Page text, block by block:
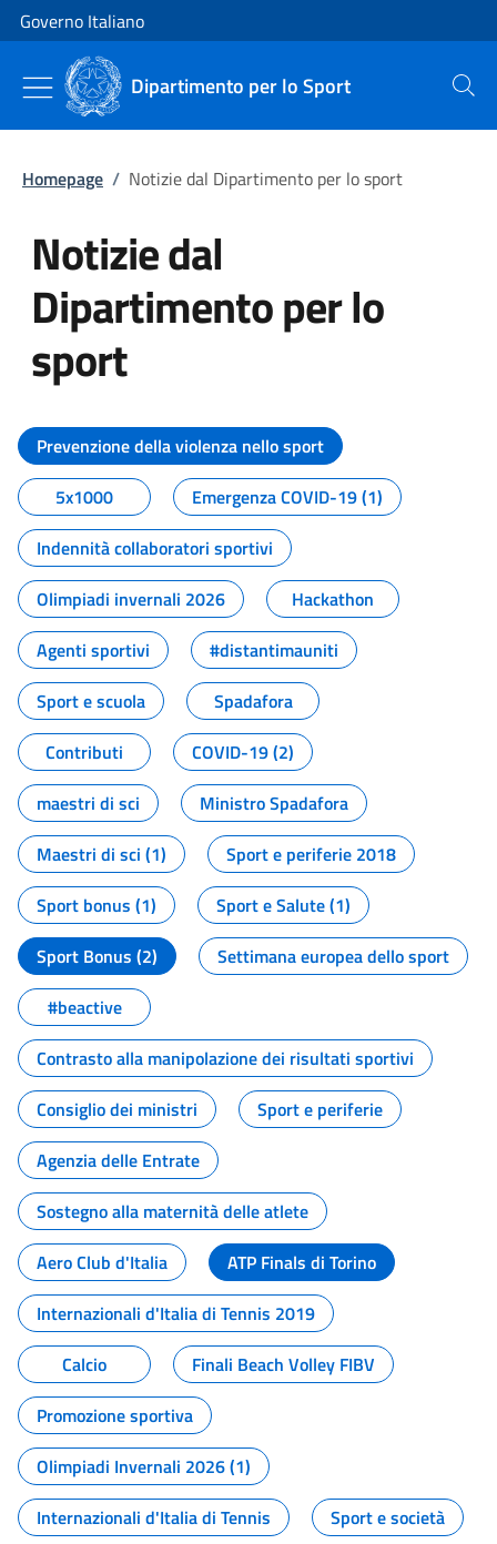
Vai al contenuto
Vai alla navigazione del sito
Governo Italiano
Dipartimento per lo Sport Cerca
Homepage / Notizie dal Dipartimento per lo sport
Notizie dal
Dipartimento per lo
sport
Tutti i contenuti della pagina
Prevenzione della violenza nello sport
5x1000
Emergenza COVID-19 (1)
Indennità collaboratori sportivi
Olimpiadi invernali 2026
Hackathon
Agenti sportivi
#distantimauniti
Sport e scuola
Spadafora
Contributi
COVID-19 (2)
maestri di sci
Ministro Spadafora
Maestri di sci (1)
Sport e periferie 2018
Sport bonus (1)
Sport e Salute (1)
Sport Bonus (2)
Settimana europea dello sport
#beactive
Contrasto alla manipolazione dei risultati sportivi
Consiglio dei ministri
Sport e periferie
Agenzia delle Entrate
Sostegno alla maternità delle atlete
Aero Club d'Italia
ATP Finals di Torino
Internazionali d'Italia di Tennis 2019
Calcio
Finali Beach Volley FIBV
Promozione sportiva
Olimpiadi Invernali 2026 (1)
Internazionali d'Italia di Tennis
Sport e società